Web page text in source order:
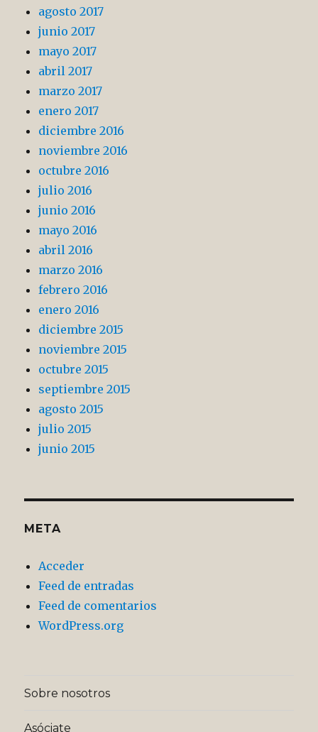
agosto 2017
junio 2017
mayo 2017
abril 2017
marzo 2017
enero 2017
diciembre 2016
noviembre 2016
octubre 2016
julio 2016
junio 2016
mayo 2016
abril 2016
marzo 2016
febrero 2016
enero 2016
diciembre 2015
noviembre 2015
octubre 2015
septiembre 2015
agosto 2015
julio 2015
junio 2015
META
Acceder
Feed de entradas
Feed de comentarios
WordPress.org
Sobre nosotros
Asóciate